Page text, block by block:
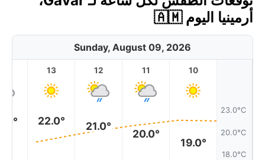
أرمينيا اليوم 🇦🇲
Sunday, August 09, 2026
23.0°C
20.0°C
18.0°C
10
19.0°
11
20.0°
12
21.0°
13
22.0°